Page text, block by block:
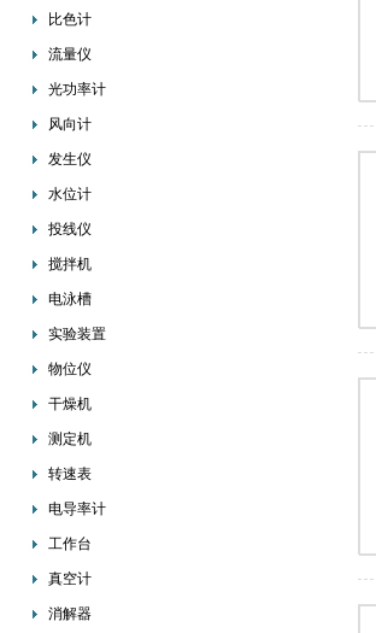
比色计
流量仪
光功率计
风向计
发生仪
水位计
投线仪
搅拌机
电泳槽
实验装置
物位仪
干燥机
测定机
转速表
电导率计
工作台
真空计
消解器